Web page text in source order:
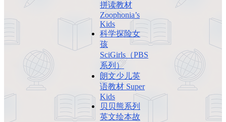
拼读教材
Zoophonia’s
Kids
科学探险女
孩
SciGirls（PBS
系列）
朗文少儿英
语教材 Super
Kids
贝贝熊系列
英文绘本故